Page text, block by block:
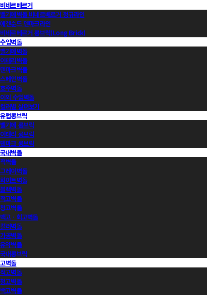
비네르베르거
벨기에벽돌 비네르베르거 정규라인
에겐순드 덴마크라인
비네르베르거 롱브릭(Long Brick)
수입벽돌
벨기에벽돌
이태리벽돌
덴마크벽돌
스페인벽돌
호주벽돌
이외 수입벽돌
컬러별 살펴보기
유럽롱브릭
벨기에 롱브릭
이태리 롱브릭
덴마크 롱브릭
국내벽돌
적벽돌
그레이벽돌
화이트벽돌
블랙벽돌
적고벽돌
청고벽돌
백고ㆍ회고벽돌
컬러벽돌
가공벽돌
유약벽돌
국내롱브릭
고벽돌
적고벽돌
청고벽돌
백고벽돌